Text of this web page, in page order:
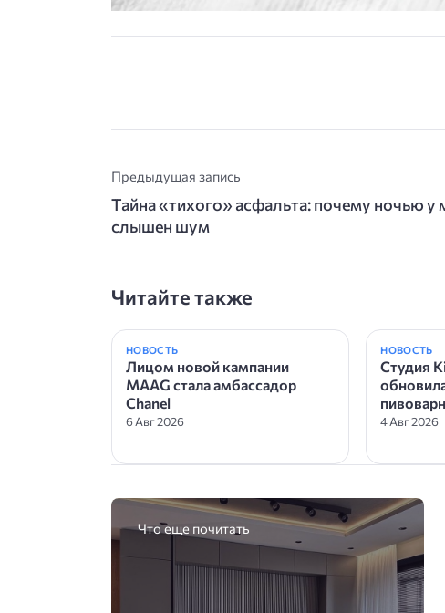
Предыдущая запись
Тайна «тихого» асфальта: почему ночью у
слышен шум
Читайте также
НОВОСТЬ
Лицом новой кампании
MAAG стала амбассадор
Chanel
6 Авг 2026
НОВОСТЬ
Студия
4 Авг 2026
Что еще почитать